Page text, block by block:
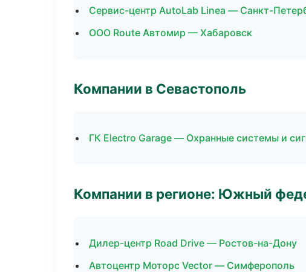
Сервис-центр AutoLab Linea — Санкт-
ООО Route Автомир — Хабаровск
Компании в Севастополь
ГК Electro Garage — Охранные системы и
Компании в регионе: Южный
Дилер-центр Road Drive — Ростов-на-Дону
Автоцентр Моторс Vector — Симферополь